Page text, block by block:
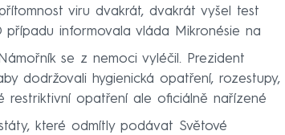
viru dvakrát, dvakrát vyšel test
informovala vláda Mikronésie na
se z nemoci vyléčil. Prezident
dodržovali hygienická opatření, rozestupy,
restriktivní opatření ale oficiálně nařízené
které odmítly podávat Světové